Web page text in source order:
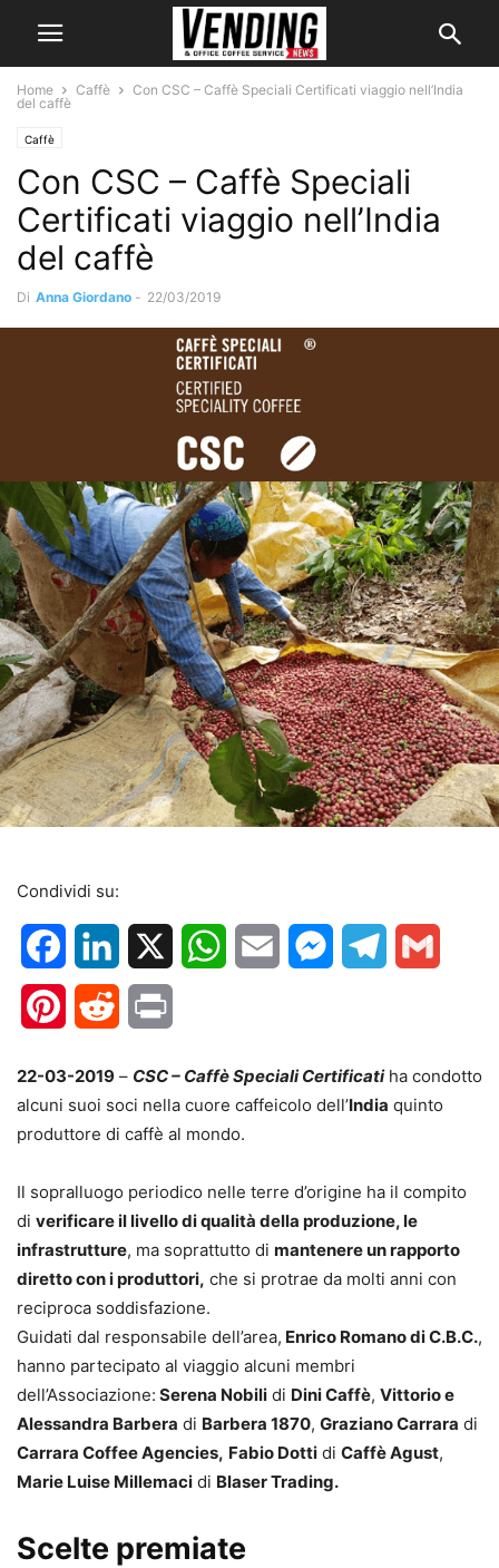
Home Caffè
Con CSC – Caffè Speciali Certificati viaggio nell’India
del caffè
Caffè
Con CSC – Caffè Speciali
Certificati viaggio nell’India
del caffè
Di Anna Giordano - 22/03/2019
Condividi su:
FacebookLinkedIn WhatsApp
Email MessengerTelegram
PinterestReddit
22-03-2019 – CSC – Caffè Speciali Certificati ha condotto
alcuni suoi soci nella cuore caffeicolo dell’India quinto
produttore di caffè al mondo.
Il sopralluogo periodico nelle terre d’origine ha il compito
di verificare il livello di qualità della produzione, le
infrastrutture, ma soprattutto di mantenere un rapporto
diretto con i produttori, che si protrae da molti anni con
reciproca soddisfazione.
Guidati dal responsabile dell’area, Enrico Romano di C.B.C.,
hanno partecipato al viaggio alcuni membri
dell’Associazione: Serena Nobili di Dini Caffè, Vittorio e
Alessandra Barbera di Barbera 1870, Graziano Carrara di
Carrara Coffee Agencies, Fabio Dotti di Caffè Agust,
Marie Luise Millemaci di Blaser Trading.
Scelte premiate